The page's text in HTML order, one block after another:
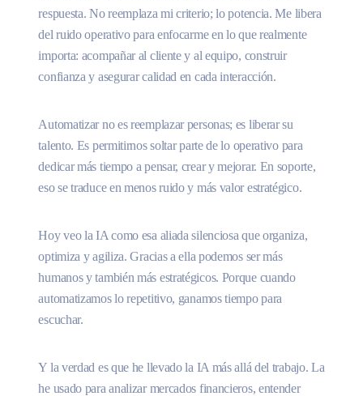
respuesta. No reemplaza mi criterio; lo potencia. Me libera
del ruido operativo para enfocarme en lo que realmente
importa: acompañar al cliente y al equipo, construir
confianza y asegurar calidad en cada interacción.
Automatizar no es reemplazar personas; es liberar su
talento. Es permitirnos soltar parte de lo operativo para
dedicar más tiempo a pensar, crear y mejorar. En soporte,
eso se traduce en menos ruido y más valor estratégico.
Hoy veo la IA como esa aliada silenciosa que organiza,
optimiza y agiliza. Gracias a ella podemos ser más
humanos y también más estratégicos. Porque cuando
automatizamos lo repetitivo, ganamos tiempo para
escuchar.
Y la verdad es que he llevado la IA más allá del trabajo. La
he usado para analizar mercados financieros, entender